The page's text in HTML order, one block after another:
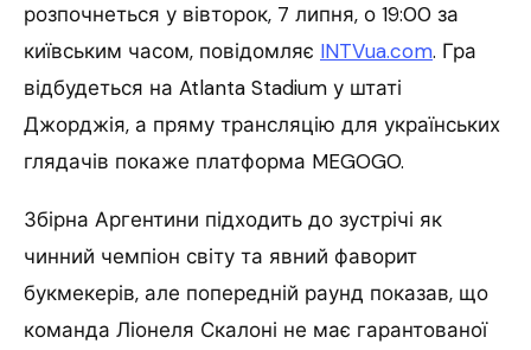
розпочнеться у вівторок, 7 липня, о 19:00 за
київським часом, повідомляє INTVua.com. Гра
відбудеться на Atlanta Stadium у штаті
Джорджія, а пряму трансляцію для українських
глядачів покаже платформа MEGOGO.
Збірна Аргентини підходить до зустрічі як
чинний чемпіон світу та явний фаворит
букмекерів, але попередній раунд показав, що
команда Ліонеля Скалоні не має гарантованої